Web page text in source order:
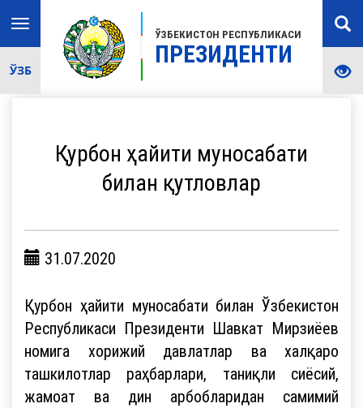
ЎЗБЕКИСТОН РЕСПУБЛИКАСИ
ПРЕЗИДЕНТИ
Toggle
navigation
ЎЗБ
Қурбон ҳайити муносабати
билан қутловлар
31.07.2020
Қурбон ҳайити муносабати билан Ўзбекистон
Республикаси Президенти Шавкат Мирзиёев
номига хорижий давлатлар ва халқаро
ташкилотлар раҳбарлари, таниқли сиёсий,
жамоат ва дин арбобларидан самимий